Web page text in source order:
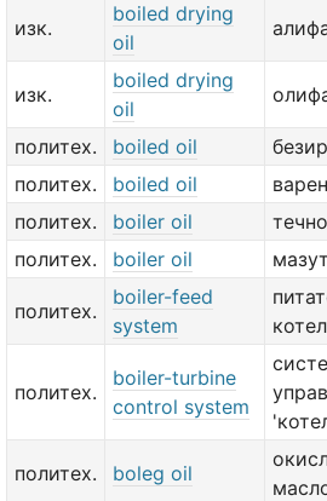
изк.
boiled drying
oil
изк.
boiled drying
oil
политех. boiled oil
безир
политех.
boiled oil
политех.
boiler oil
политех.
boiler oil мазут
политех.
boiler-feed
system
котел
политех.
boiler-turbine
control system
политех. boleg oil